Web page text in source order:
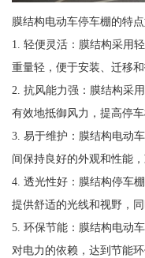
膜结构电动车停车棚的特点
1. 轻便灵活：膜结构采用
重量轻，便于安装、迁移和
2. 抗风能力强：膜结构采
有效地抵御风力，提高停车
3. 易于维护：膜结构电动
间保持良好的外观和性能
4. 透光性好：膜结构停车
提供舒适的光线和视野，
5. 环保节能：膜结构电动
对电力的依赖，达到节能环